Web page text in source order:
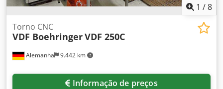
retificadas, material de barra: Ø máx. 63 mm incluindo 1 /8
Alemanha 9.442 km
Torno CNC
VDF BoehringerVDF 250C
Informação de preços